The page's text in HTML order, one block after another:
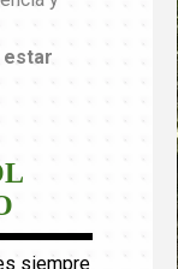
estar
siempre